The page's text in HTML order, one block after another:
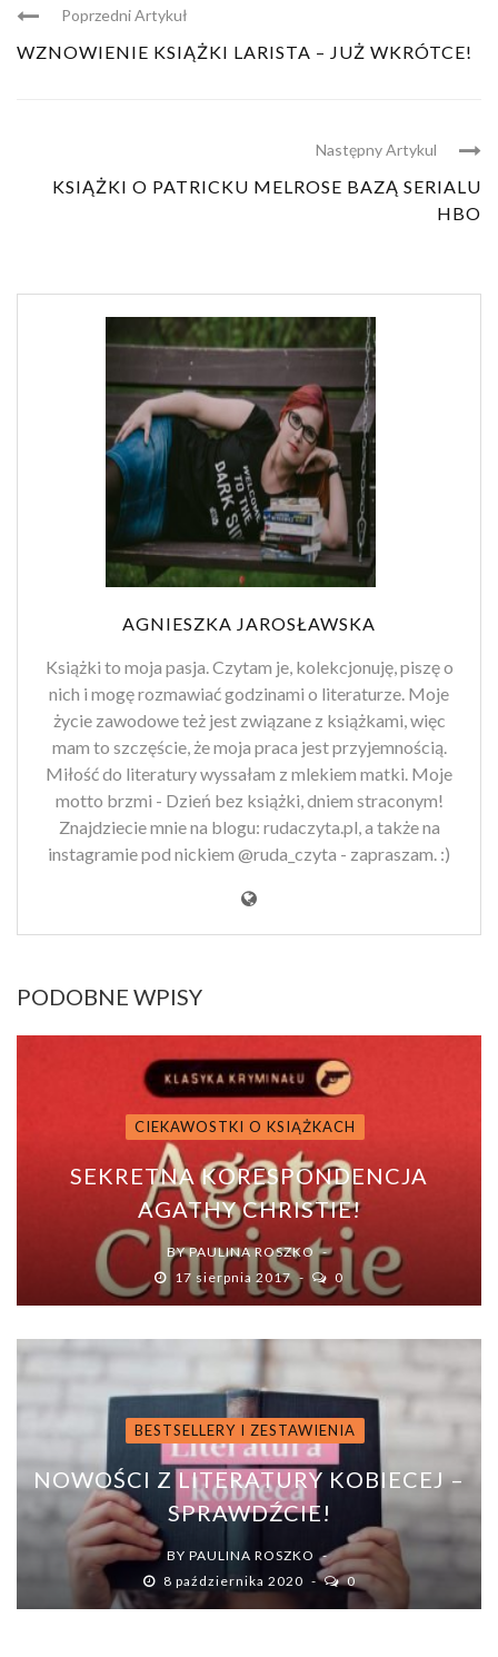
Poprzedni Artykuł
WZNOWIENIE KSIĄŻKI LARISTA – JUŻ WKRÓTCE!
Następny Artykul
KSIĄŻKI O PATRICKU MELROSE BAZĄ SERIALU
HBO
AGNIESZKA JAROSŁAWSKA
Książki to moja pasja. Czytam je, kolekcjonuję, piszę o
nich i mogę rozmawiać godzinami o literaturze. Moje
życie zawodowe też jest związane z książkami, więc
mam to szczęście, że moja praca jest przyjemnością.
Miłość do literatury wyssałam z mlekiem matki. Moje
motto brzmi - Dzień bez książki, dniem straconym!
Znajdziecie mnie na blogu: rudaczyta.pl, a także na
instagramie pod nickiem @ruda_czyta - zapraszam. :)
PODOBNE WPISY
CIEKAWOSTKI O KSIĄŻKACH
SEKRETNA KORESPONDENCJA
AGATHY CHRISTIE!
BYPAULINA ROSZKO
17 sierpnia 2017
0
BESTSELLERY I ZESTAWIENIA
NOWOŚCI Z LITERATURY KOBIECEJ –
SPRAWDŹCIE!
BY PAULINA ROSZKO
8 października 2020
0